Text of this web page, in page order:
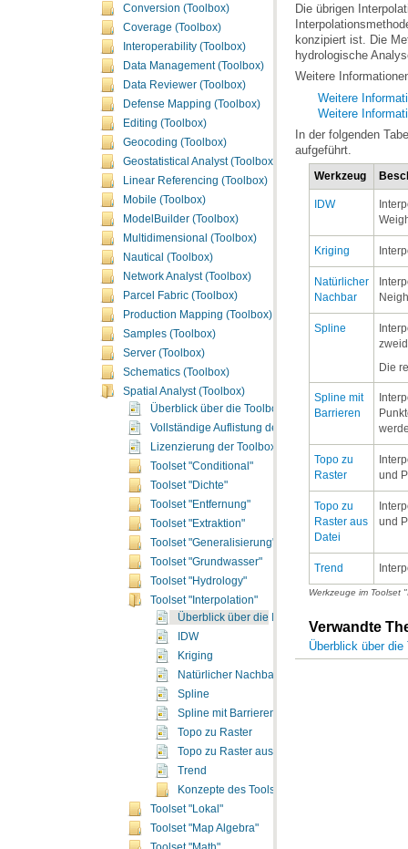
Conversion (Toolbox)
Coverage (Toolbox)
Interoperability (Toolbox)
Data Management (Toolbox)
Data Reviewer (Toolbox)
Defense Mapping (Toolbox)
Editing (Toolbox)
Geocoding (Toolbox)
Geostatistical Analyst (Toolbox)
Linear Referencing (Toolbox)
Mobile (Toolbox)
ModelBuilder (Toolbox)
Multidimensional (Toolbox)
Nautical (Toolbox)
Network Analyst (Toolbox)
Parcel Fabric (Toolbox)
Production Mapping (Toolbox)
Samples (Toolbox)
Server (Toolbox)
Schematics (Toolbox)
Spatial Analyst (Toolbox)
Überblick über die Toolbox "Spatial Analyst"
Vollständige Auflistung der Spatial Analyst-
Lizenzierung der Toolbox "Spatial Analyst"
Toolset "Conditional"
Toolset "Dichte"
Toolset "Entfernung"
Toolset "Extraktion"
Toolset "Generalisierung"
Toolset "Grundwasser"
Toolset "Hydrology"
Toolset "Interpolation"
Überblick über die Interpolationswerkzeuge
IDW
Kriging
Natürlicher Nachbar
Spline
Spline mit Barrieren
Topo zu Raster
Topo zu Raster aus Datei
Trend
Konzepte des Toolsets "Interpolation"
Toolset "Lokal"
Toolset "Map Algebra"
Die übrigen
hydrologische
Weitere
Weitere
Weitere
aufgeführt.
Werkzeug
IDW
Kriging
Nachbar
Spline
Die
Barrieren
Raster und
Datei
und
Trend
Werkzeuge im Toolset
Verwandte
Überblick über